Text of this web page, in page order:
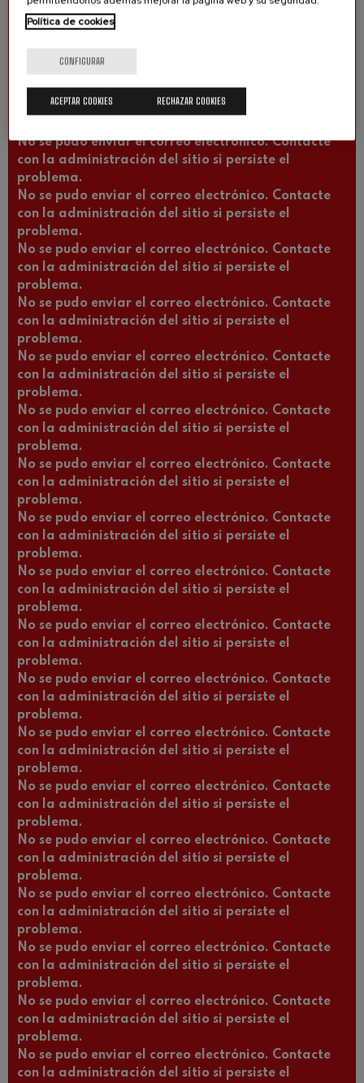
problema.
No se pudo enviar el correo electrónico. Contacte
con la administración del sitio si persiste el
No se pudo enviar el correo electrónico. Contacte
con la administración del sitio si persiste el
problema.
No se pudo enviar el correo electrónico. Contacte
con la administración del sitio si persiste el
problema.
No se pudo enviar el correo electrónico. Contacte
con la administración del sitio si persiste el
problema.
No se pudo enviar el correo electrónico. Contacte
con la administración del sitio si persiste el
problema.
No se pudo enviar el correo electrónico. Contacte
con la administración del sitio si persiste el
problema.
No se pudo enviar el correo electrónico. Contacte
con la administración del sitio si persiste el
problema.
No se pudo enviar el correo electrónico. Contacte
con la administración del sitio si persiste el
problema.
No se pudo enviar el correo electrónico. Contacte
con la administración del sitio si persiste el
problema.
No se pudo enviar el correo electrónico. Contacte
con la administración del sitio si persiste el
problema.
No se pudo enviar el correo electrónico. Contacte
con la administración del sitio si persiste el
problema.
No se pudo enviar el correo electrónico. Contacte
con la administración del sitio si persiste el
problema.
No se pudo enviar el correo electrónico. Contacte
con la administración del sitio si persiste el
problema.
No se pudo enviar el correo electrónico. Contacte
con la administración del sitio si persiste el
problema.
No se pudo enviar el correo electrónico. Contacte
con la administración del sitio si persiste el
problema.
No se pudo enviar el correo electrónico. Contacte
con la administración del sitio si persiste el
problema.
No se pudo enviar el correo electrónico. Contacte
con la administración del sitio si persiste el
problema.
No se pudo enviar el correo electrónico. Contacte
con la administración del sitio si persiste el
problema.
No se pudo enviar el correo electrónico. Contacte
con la administración del sitio si persiste el
Política de cookies
CONFIGURAR
RECHAZAR COOKIES
ACEPTAR COOKIES